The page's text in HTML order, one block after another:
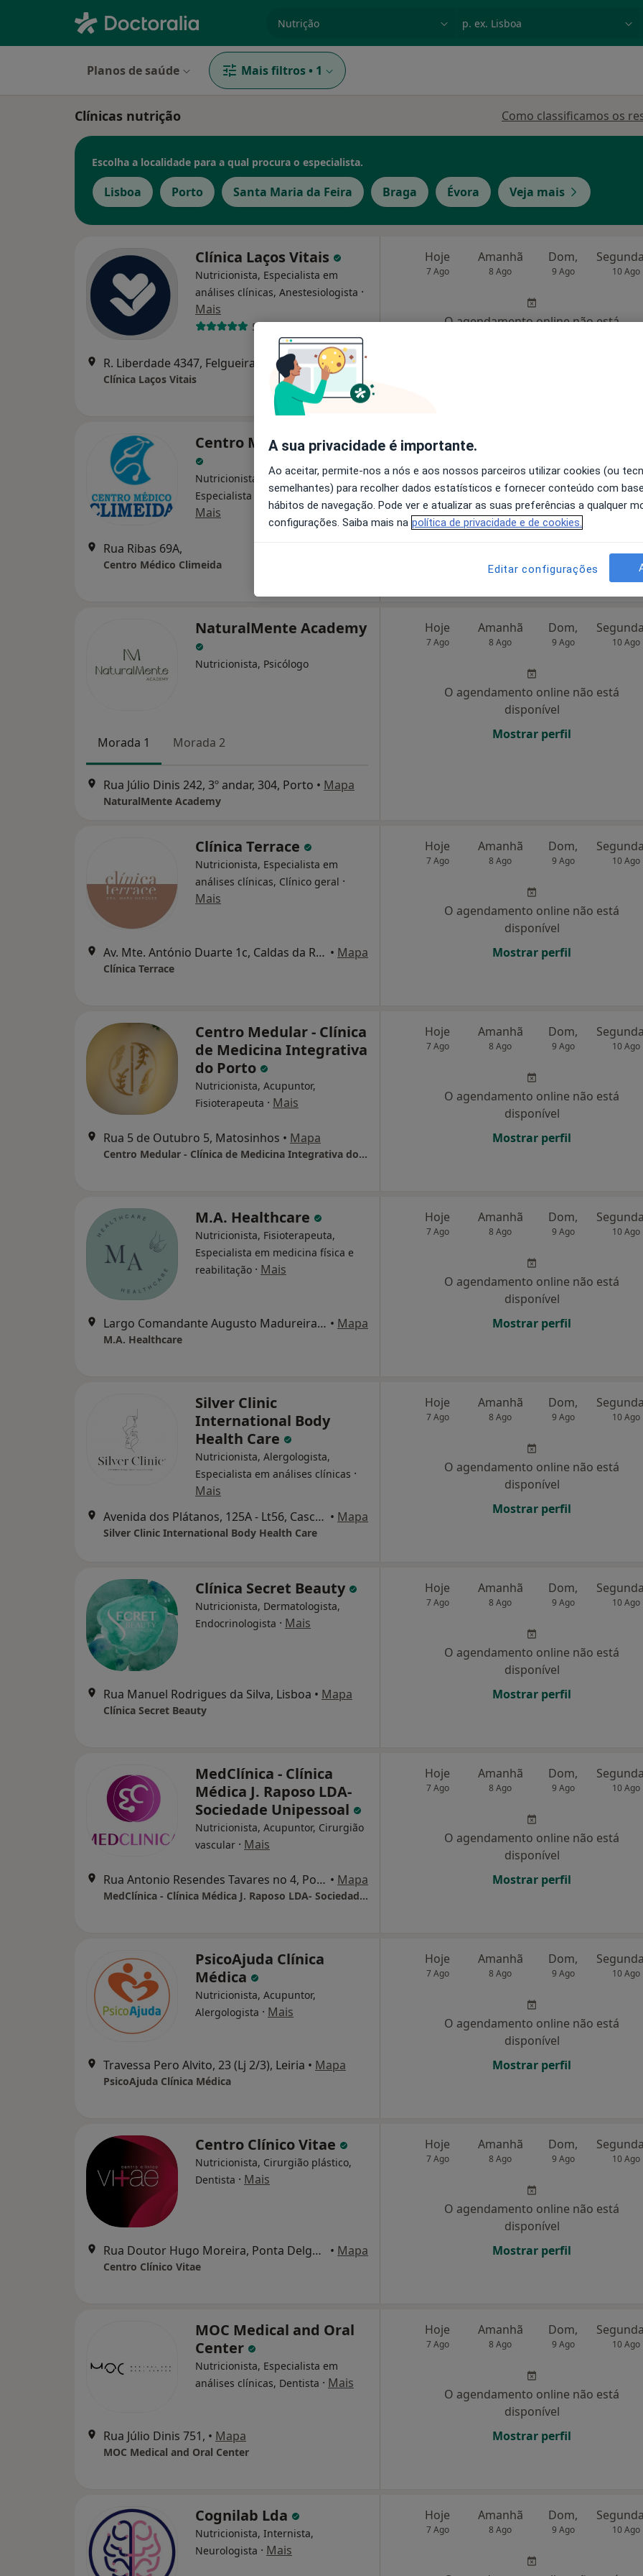
Planos de saúde Mais filtros • 1
Clínicas nutrição Como classificamos os
Escolha a localidade para a qual procura o especialista.
Lisboa Porto Santa Maria da Feira Braga Évora Veja mais
Clínica Laços Vitais
Nutricionista, Especialista em
análises clínicas, Anestesiologista ·
Mais
5 opiniões
R. Liberdade 4347, Felgueiras
Clínica Laços Vitais
Hoje
7 Ago
Amanhã
8 Ago
Dom,
9 Ago 10 Ago
O agendamento online não está
Centro Médico Climeida
Nutricionista, Acupuntor,
Especialista em análises clínicas·
Mais
Rua Ribas 69A,
Centro Médico Climeida
Hoje
O agendamento online não está
disponível
NaturalMente Academy
Nutricionista, Psicólogo
Morada 1 Morada 2
Rua Júlio Dinis 242, 3º andar, 304, Porto • Mapa
NaturalMente Academy
Hoje
7 Ago
Amanhã
8 Ago
Dom,
9 Ago 10 Ago
O agendamento online não está
disponível
Mostrar perfil
Clínica Terrace
Nutricionista, Especialista em
análises clínicas, Clínico geral ·
Mais
Av. Mte. António Duarte 1c, Caldas da Rainha • Mapa
Clínica Terrace
Hoje
7 Ago
Amanhã
8 Ago
Dom,
9 Ago 10 Ago
O agendamento online não está
disponível
Mostrar perfil
Centro Medular - Clínica
de Medicina Integrativa
do Porto
Nutricionista, Acupuntor,
Fisioterapeuta · Mais
Rua 5 de Outubro 5, Matosinhos • Mapa
Centro Medular - Clínica de Medicina Integrativa do Porto
Hoje
7 Ago
Amanhã
8 Ago
Dom,
9 Ago 10 Ago
O agendamento online não está
disponível
Mostrar perfil
M.A. Healthcare
Nutricionista, Fisioterapeuta,
Especialista em medicina física e
reabilitação · Mais
Largo Comandante Augusto Madureira, nr 6, 1º esq, Algés • Mapa
M.A. Healthcare
Hoje
7 Ago
Amanhã
8 Ago
Dom,
9 Ago 10 Ago
O agendamento online não está
disponível
Mostrar perfil
Silver Clinic
International Body
Health Care
Nutricionista, Alergologista,
Especialista em análises clínicas ·
Mais
Avenida dos Plátanos, 125A - Lt56, Cascais • Mapa
Silver Clinic International Body Health Care
Hoje
7 Ago
Amanhã
8 Ago
Dom,
9 Ago 10 Ago
O agendamento online não está
disponível
Mostrar perfil
Clínica Secret Beauty
Nutricionista, Dermatologista,
Endocrinologista · Mais
Rua Manuel Rodrigues da Silva, Lisboa • Mapa
Clínica Secret Beauty
Hoje
7 Ago
Amanhã
8 Ago
Dom,
9 Ago 10 Ago
O agendamento online não está
disponível
Mostrar perfil
MedClínica - Clínica
Médica J. Raposo LDA-
Sociedade Unipessoal
Nutricionista, Acupuntor, Cirurgião
vascular · Mais
Rua Antonio Resendes Tavares no 4, Ponta Delgada • Mapa
MedClínica - Clínica Médica J. Raposo LDA- Sociedade Unipessoal
Hoje
7 Ago
Amanhã
8 Ago
Dom,
9 Ago 10 Ago
O agendamento online não está
disponível
Mostrar perfil
PsicoAjuda Clínica
Médica
Nutricionista, Acupuntor,
Alergologista · Mais
Travessa Pero Alvito, 23 (Lj 2/3), Leiria • Mapa
PsicoAjuda Clínica Médica
Hoje
7 Ago
Amanhã
8 Ago
Dom,
9 Ago 10 Ago
O agendamento online não está
disponível
Mostrar perfil
Centro Clínico Vitae
Nutricionista, Cirurgião plástico,
Dentista · Mais
Rua Doutor Hugo Moreira, Ponta Delgada • Mapa
Centro Clínico Vitae
Hoje
7 Ago
Amanhã
8 Ago
Dom,
9 Ago 10 Ago
O agendamento online não está
disponível
Mostrar perfil
MOC Medical and Oral
Center
Nutricionista, Especialista em
análises clínicas, Dentista · Mais
Rua Júlio Dinis 751, • Mapa
MOC Medical and Oral Center
Hoje
7 Ago
Amanhã
8 Ago
Dom,
9 Ago 10 Ago
O agendamento online não está
disponível
Mostrar perfil
Cognilab Lda
Nutricionista, Internista,
Neurologista · Mais
Hoje
7 Ago
Amanhã
8 Ago
Dom,
9 Ago 10 Ago
A sua privacidade é importante.
Ao aceitar, permite-nos a nós e aos nossos parceiros utilizar cookies (ou
semelhantes) para recolher dados estatísticos e fornecer conteúdo com
hábitos de navegação. Pode ver e atualizar as suas preferências a qualquer
configurações. Saiba mais na política de privacidade e de cookies.
Editar configurações